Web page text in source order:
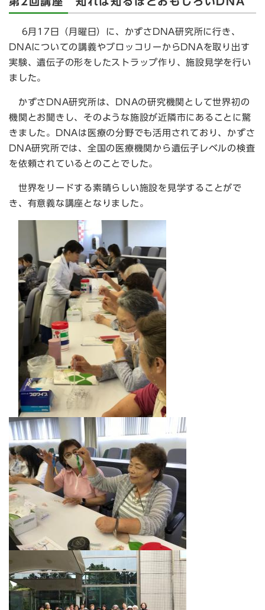
6月17日（月曜日）に、かずさDNA研究所に行き、
DNAについての講義やブロッコリーからDNAを取り出す
実験、遺伝子の形をしたストラップ作り、施設見学を行い
ました。
かずさDNA研究所は、DNAの研究機関として世界初の
機関とお聞きし、そのような施設が近隣市にあることに驚
きました。DNAは医療の分野でも活用されており、かずさ
DNA研究所では、全国の医療機関から遺伝子レベルの検査
を依頼されているとのことでした。
世界をリードする素晴らしい施設を見学することがで
き、有意義な講座となりました。